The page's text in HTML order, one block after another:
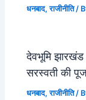
धनबाद,राजीनीति/
देवभूमि
सरस्वती की
धनबाद,राजीनीति/